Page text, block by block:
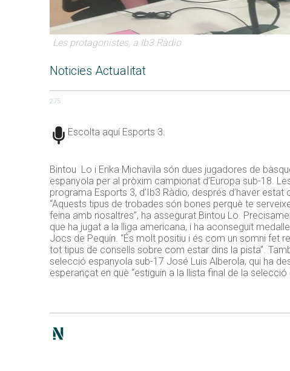
Les protagonistes, a Ib3 Ràdio
Noticies Actualitat
275
Escolta aquí Esports 3.
Bintou Lo i Erika Michavila són dues jugadores de
espanyola per al pròxim campionat d’Europa sub-18.
programa Esports 3, d’Ib3 Ràdio, després d’haver
“Aquests tipus de trobades són bones perquè te
feina amb nosaltres”, ha assegurat Bintou Lo.
que ha jugat a la lliga americana, i ha aconseguit
Jocs de Pequín. “És molt positiu i és com un somni fet
tot tipus de consells sobre com estar dins la pista”.
selecció espanyola sub-17 José Luis Alberola, qui ha
esperançat en què “estiguin a la llista final de la